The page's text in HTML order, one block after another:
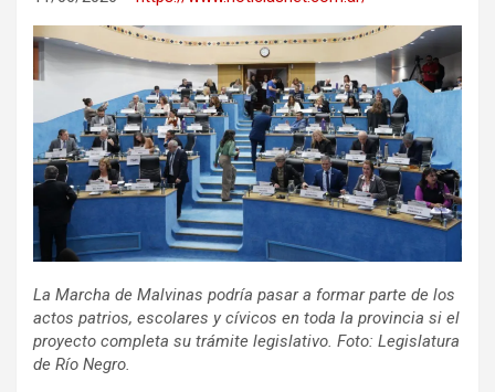
La Marcha de Malvinas podría pasar a formar parte de los
actos patrios, escolares y cívicos en toda la provincia si el
proyecto completa su trámite legislativo. Foto: Legislatura
de Río Negro.